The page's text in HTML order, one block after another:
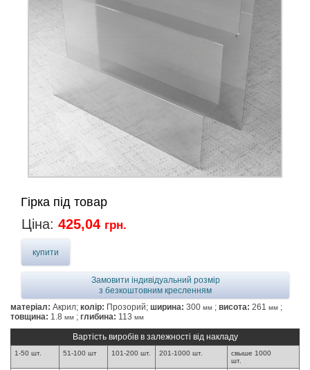
Гірка під товар
Ціна: 425,04 грн.
купити
Замовити індивідуальний розмір
з безкоштовним кресленням
матеріал: Акрил; колір: Прозорий; ширина: 300 мм ; висота: 261 мм ;
товщина: 1.8 мм ; глибина: 113 мм
Вартість виробів в залежності від накладу
1-50 шт. 51-100 шт 101-200 шт. 201-1000 шт.
свыше 1000
шт.